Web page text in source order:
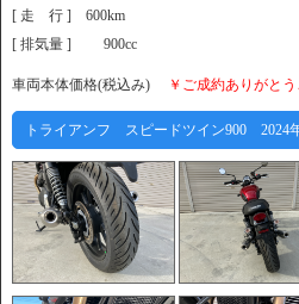
[ 走 行 ] 600km
[ 排気量 ] 900cc
車両本体価格(税込み) ￥ご成約ありがと
トライアンフ スピードツイン900 2024